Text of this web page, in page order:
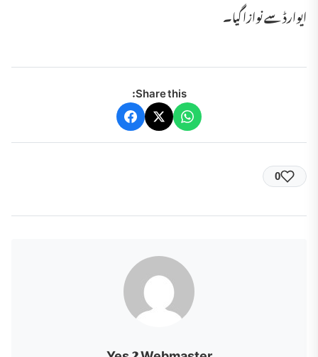
ایوارڈ سے نوازا گیا۔
Share this:
0